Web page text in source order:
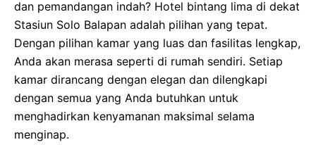
dan pemandangan indah? Hotel bintang lima di dekat
Stasiun Solo Balapan adalah pilihan yang tepat.
Dengan pilihan kamar yang luas dan fasilitas lengkap,
Anda akan merasa seperti di rumah sendiri. Setiap
kamar dirancang dengan elegan dan dilengkapi
dengan semua yang Anda butuhkan untuk
menghadirkan kenyamanan maksimal selama
menginap.